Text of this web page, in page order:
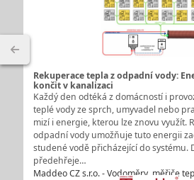
Rekuperace tepla z odpadní vody:
končit v kanalizaci
Každý den odtéká z domácností i
teplé vody ze sprch, umyvadel nebo
mizí i energie, kterou lze znovu využít.
odpadní vody umožňuje tuto energii
studené vodě přicházející do systému.
předehřeje…
Maddeo CZ s.r.o. - Vodoměry, měřiče